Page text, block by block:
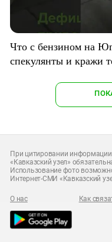
Что с бензином на
спекулянты и кражи
При цитировании
«Кавказский узел»
Использование фото
Интернет-СМИ «Кавказский
О нас Как